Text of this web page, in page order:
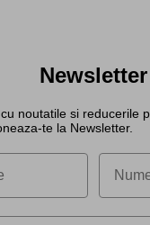
Newsletter
noutatile si reducerile
te la Newsletter.